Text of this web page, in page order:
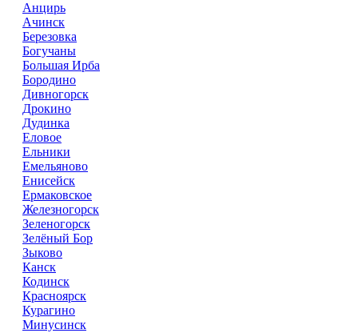
Анцирь
Ачинск
Березовка
Богучаны
Большая Ирба
Бородино
Дивногорск
Дрокино
Дудинка
Еловое
Ельники
Емельяново
Енисейск
Ермаковское
Железногорск
Зеленогорск
Зелёный Бор
Зыково
Канск
Кодинск
Красноярск
Курагино
Минусинск